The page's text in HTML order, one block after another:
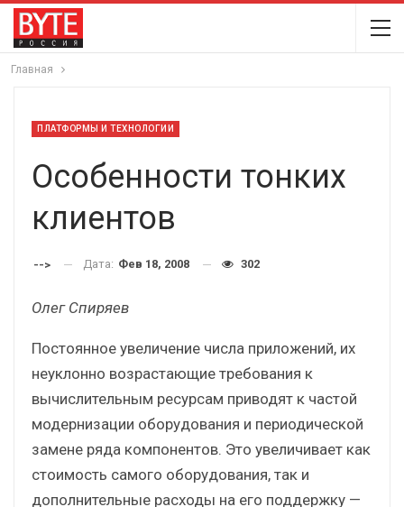
Главная
ПЛАТФОРМЫ И ТЕХНОЛОГИИ
Особенности тонких
клиентов
--> Дата: Фев 18, 2008 302
Олег Спиряев
Постоянное увеличение числа приложений, их
неуклонно возрастающие требования к
вычислительным ресурсам приводят к частой
модернизации оборудования и периодической
замене ряда компонентов. Это увеличивает как
стоимость самого оборудования, так и
дополнительные расходы на его поддержку —